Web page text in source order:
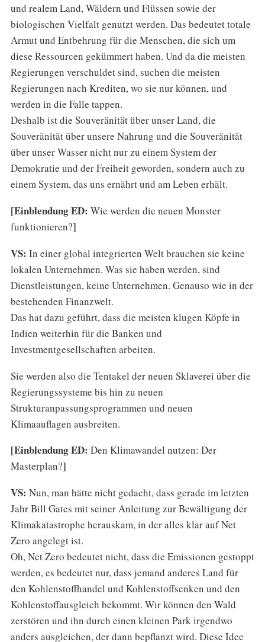
und realem Land, Wäldern und Flüssen sowie der
biologischen Vielfalt genutzt werden. Das bedeutet totale
Armut und Entbehrung für die Menschen, die sich um
diese Ressourcen gekümmert haben. Und da die meisten
Regierungen verschuldet sind, suchen die meisten
Regierungen nach Krediten, wo sie nur können, und
werden in die Falle tappen.
Deshalb ist die Souveränität über unser Land, die
Souveränität über unsere Nahrung und die Souveränität
über unser Wasser nicht nur zu einem System der
Demokratie und der Freiheit geworden, sondern auch zu
einem System, das uns ernährt und am Leben erhält.
[Einblendung ED: Wie werden die neuen Monster
funktionieren?]
VS: In einer global integrierten Welt brauchen sie keine
lokalen Unternehmen. Was sie haben werden, sind
Dienstleistungen, keine Unternehmen. Genauso wie in der
bestehenden Finanzwelt.
Das hat dazu geführt, dass die meisten klugen Köpfe in
Indien weiterhin für die Banken und
Investmentgesellschaften arbeiten.
Sie werden also die Tentakel der neuen Sklaverei über die
Regierungssysteme bis hin zu neuen
Strukturanpassungsprogrammen und neuen
Klimaauflagen ausbreiten.
[Einblendung ED: Den Klimawandel nutzen: Der
Masterplan?]
VS: Nun, man hätte nicht gedacht, dass gerade im letzten
Jahr Bill Gates mit seiner Anleitung zur Bewältigung der
Klimakatastrophe herauskam, in der alles klar auf Net
Zero angelegt ist.
Oh, Net Zero bedeutet nicht, dass die Emissionen gestoppt
werden, es bedeutet nur, dass jemand anderes Land für
den Kohlenstoffhandel und Kohlenstoffsenken und den
Kohlenstoffausgleich bekommt. Wir können den Wald
zerstören und ihn durch einen kleinen Park irgendwo
anders ausgleichen, der dann bepflanzt wird. Diese Idee